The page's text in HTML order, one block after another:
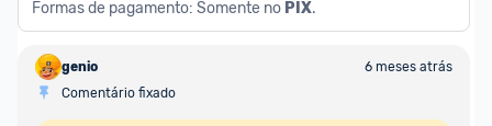
campo "Informações adicionais" o
[Marketplace], que fica logo abaixo do título da
oferta.
Formas de pagamento: Somente no PIX.
genio
6 meses atrás
Comentário fixado